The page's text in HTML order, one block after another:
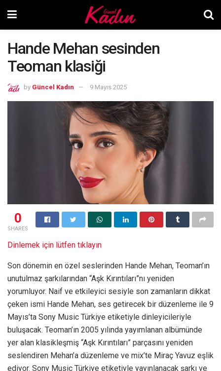
Hande Mehan sesinden
Teoman klasiği
by Güncel Kadın 9 Mayıs 2025
0
SHARES
Dinlemek için lütfen tıklayın
Son dönemin en özel seslerinden Hande Mehan, Teoman’ın
unutulmaz şarkılarından “Aşk Kırıntıları”nı yeniden
yorumluyor. Naif ve etkileyici sesiyle son zamanların dikkat
çeken ismi Hande Mehan, ses getirecek bir düzenleme ile 9
Mayıs’ta Sony Music Türkiye etiketiyle dinleyicileriyle
buluşacak. Teoman’ın 2005 yılında yayımlanan albümünde
yer alan klasikleşmiş “Aşk Kırıntıları” parçasını yeniden
seslendiren Mehan’a düzenleme ve mix’te Miraç Yavuz eşlik
ediyor. Sony Music Türkiye etiketiyle yayınlanacak şarkı ve